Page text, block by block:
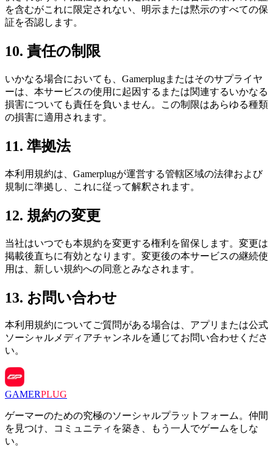
を含むがこれに限定されない、明示または黙示のすべての保
証を否認します。
10. 責任の制限
いかなる場合においても、Gamerplugまたはそのサプライヤ
ーは、本サービスの使用に起因するまたは関連するいかなる
損害についても責任を負いません。この制限はあらゆる種類
の損害に適用されます。
11. 準拠法
本利用規約は、Gamerplugが運営する管轄区域の法律および
規制に準拠し、これに従って解釈されます。
12. 規約の変更
当社はいつでも本規約を変更する権利を留保します。変更は
掲載後直ちに有効となります。変更後の本サービスの継続使
用は、新しい規約への同意とみなされます。
13. お問い合わせ
本利用規約についてご質問がある場合は、アプリまたは公式
ソーシャルメディアチャンネルを通じてお問い合わせくださ
い。
GAMERPLUG
ゲーマーのための究極のソーシャルプラットフォーム。仲間
を見つけ、コミュニティを築き、もう一人でゲームをしな
い。